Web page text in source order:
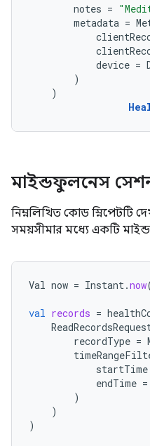
notes =
metadata =
device =
)
)
মাইন্ডফুলনেস
নিম্নলিখিত কোড স্নিপেটটি
সময়সীমার মধ্যে একটি
Val now = Instant.now
val records =
recordType =
startTime
endTime =
)
)
)